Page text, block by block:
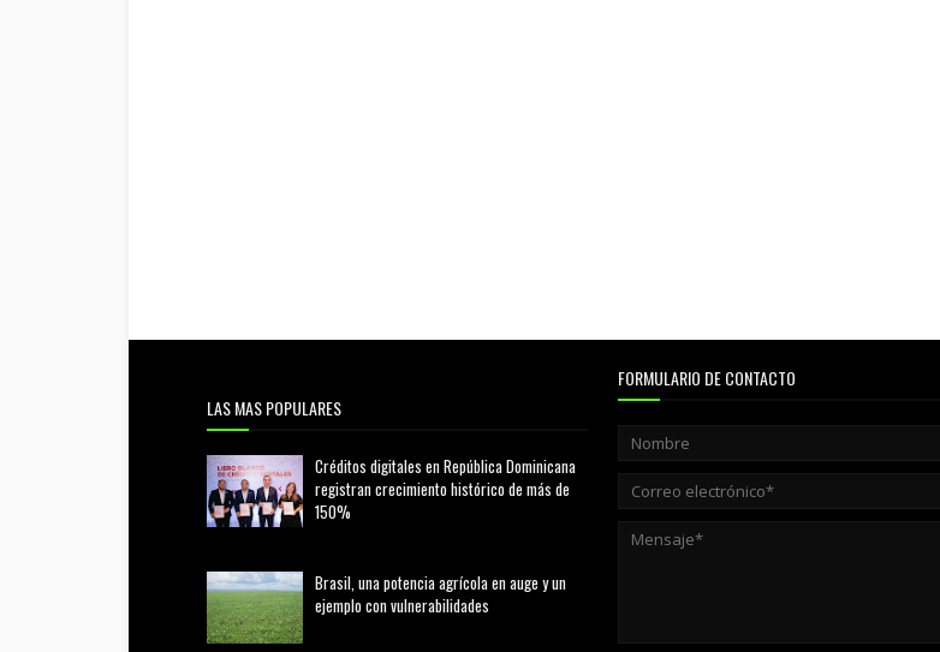
LAS MAS POPULARES
Créditos digitales en República Dominicana
registran crecimiento histórico de más de
150%
Brasil, una potencia agrícola en auge y un
ejemplo con vulnerabilidades
FORMULARIO DE CONTACTO